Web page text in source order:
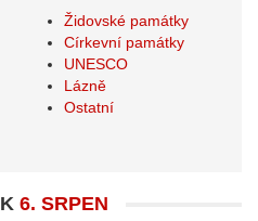
Židovské památky
Církevní památky
UNESCO
Lázně
Ostatní
6. SRPEN